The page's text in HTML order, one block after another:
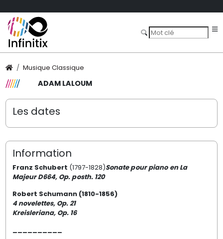
Musique Classique
ADAM LALOUM
Les dates
Information
Franz Schubert (1797-1828)Sonate pour piano en La
Majeur D664, Op. posth. 120
Robert Schumann (1810-1856)
4 novelettes, Op. 21
Kreisleriana, Op. 16